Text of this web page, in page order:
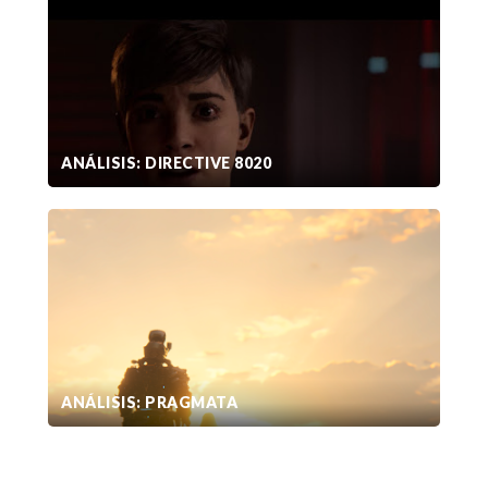
ANÁLISIS: DIRECTIVE 8020
ANÁLISIS: PRAGMATA